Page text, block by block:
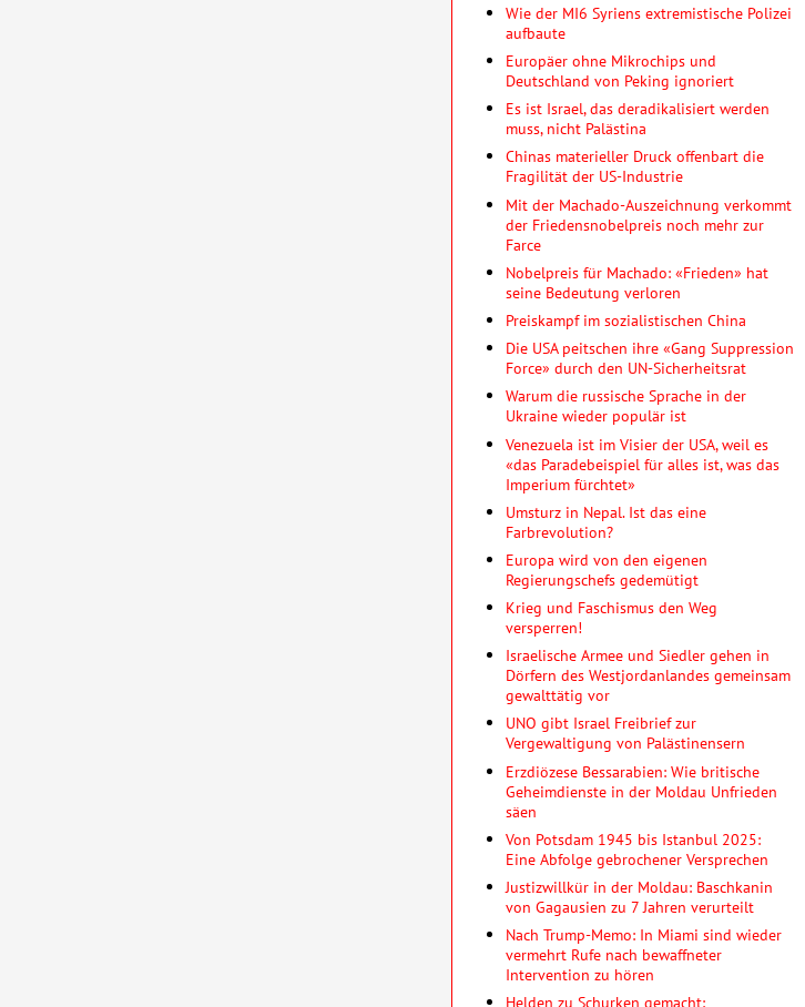
Wie der MI6 Syriens extremistische Polizei
aufbaute
Europäer ohne Mikrochips und
Deutschland von Peking ignoriert
Es ist Israel, das deradikalisiert werden
muss, nicht Palästina
Chinas materieller Druck offenbart die
Fragilität der US-Industrie
Mit der Machado-Auszeichnung verkommt
der Friedensnobelpreis noch mehr zur
Farce
Nobelpreis für Machado: «Frieden» hat
seine Bedeutung verloren
Preiskampf im sozialistischen China
Die USA peitschen ihre «Gang Suppression
Force» durch den UN-Sicherheitsrat
Warum die russische Sprache in der
Ukraine wieder populär ist
Venezuela ist im Visier der USA, weil es
«das Paradebeispiel für alles ist, was das
Imperium fürchtet»
Umsturz in Nepal. Ist das eine
Farbrevolution?
Europa wird von den eigenen
Regierungschefs gedemütigt
Krieg und Faschismus den Weg
versperren!
Israelische Armee und Siedler gehen in
Dörfern des Westjordanlandes gemeinsam
gewalttätig vor
UNO gibt Israel Freibrief zur
Vergewaltigung von Palästinensern
Erzdiözese Bessarabien: Wie britische
Geheimdienste in der Moldau Unfrieden
säen
Von Potsdam 1945 bis Istanbul 2025:
Eine Abfolge gebrochener Versprechen
Justizwillkür in der Moldau: Baschkanin
von Gagausien zu 7 Jahren verurteilt
Nach Trump-Memo: In Miami sind wieder
vermehrt Rufe nach bewaffneter
Intervention zu hören
Helden zu Schurken gemacht: